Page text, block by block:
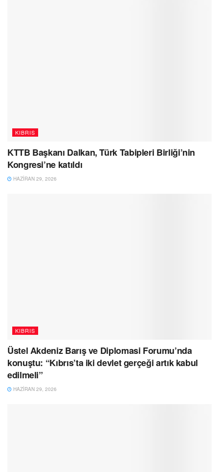
KIBRIS
KTTB Başkanı Dalkan, Türk Tabipleri Birliği’nin
Kongresi’ne katıldı
HAZIRAN 29, 2026
KIBRIS
Üstel Akdeniz Barış ve Diplomasi Forumu’nda
konuştu: “Kıbrıs’ta iki devlet gerçeği artık kabul
edilmeli”
HAZIRAN 29, 2026